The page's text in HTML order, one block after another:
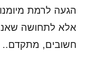
הגעה לרמת
אלא לתחושה
חשובים, מתקדם..